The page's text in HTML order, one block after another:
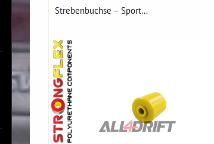
Strebenbuchse – Sport...